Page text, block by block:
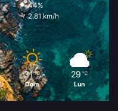
44%
2.81 km/h
31 ℃
Dom
29 ℃
Lun